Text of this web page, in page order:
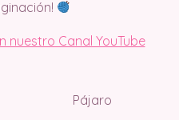
nuestro Canal YouTube